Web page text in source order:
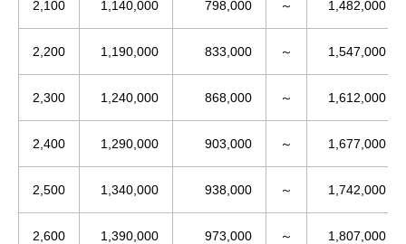
2,100 1,140,000 798,000 ～ 1,482,000
2,200 1,190,000 833,000 ～ 1,547,000
2,300 1,240,000 868,000 ～ 1,612,000
2,400 1,290,000 903,000 ～ 1,677,000
2,500 1,340,000 938,000 ～ 1,742,000
2,600 1,390,000 973,000 ～ 1,807,000